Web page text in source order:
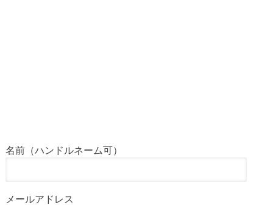
名前（ハンドルネーム可）
メールアドレス